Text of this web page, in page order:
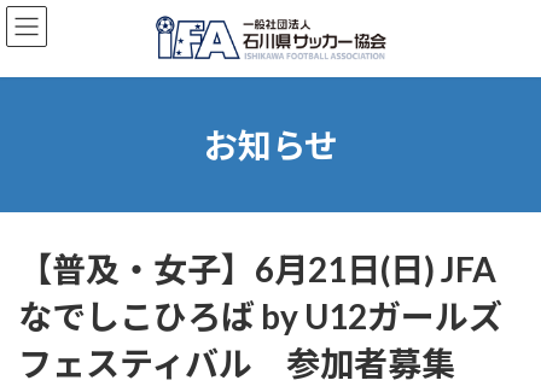
コ
ン
ン
ナ
ビ
ー
お知らせ
【普及・女子】6月21日(日) JFA
なでしこひろば by U12ガールズ
フェスティバル 参加者募集